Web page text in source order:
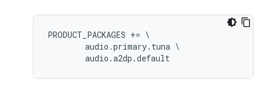
PRODUCT_PACKAGES += \
        audio.primary.tuna \